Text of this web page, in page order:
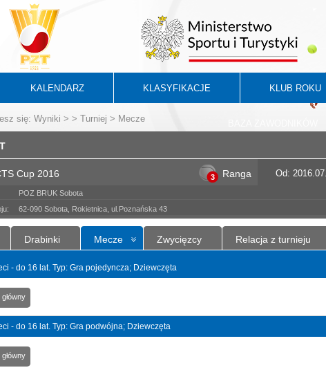
KALENDARZ KLASYFIKACJE KLUB ROKU
się: Wyniki > > Turniej > Mecze
Cup 2016 3 Ranga Od:
POZ BRUK Sobota
62-090 Sobota, Rokietnica, ul.Poznańska 43
Drabinki Mecze Zwycięzcy Relacja z turnieju
- do 16 lat. Typ: Gra pojedyncza; Dziewczęta
- do 16 lat. Typ: Gra podwójna; Dziewczęta